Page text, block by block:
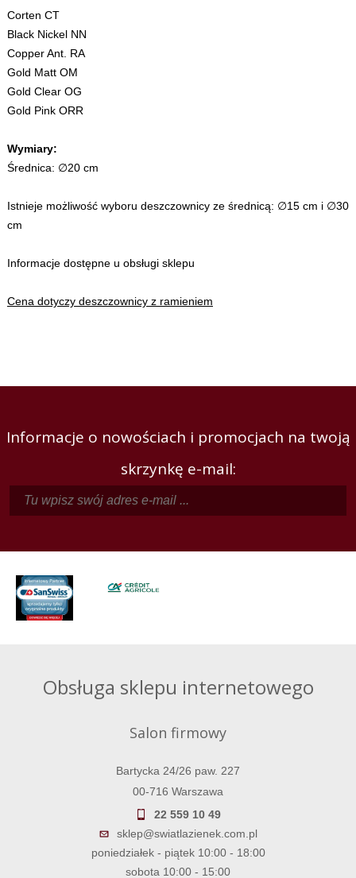
Corten CT
Black Nickel NN
Copper Ant. RA
Gold Matt OM
Gold Clear OG
Gold Pink ORR
Wymiary:
Średnica: ∅20 cm
Istnieje możliwość wyboru deszczownicy ze średnicą: ∅15 cm i ∅30
cm
Informacje dostępne u obsługi sklepu
Cena dotyczy deszczownicy z ramieniem
Informacje o nowościach i promocjach na twoją
skrzynkę e-mail:
Obsługa sklepu internetowego
Salon firmowy
Bartycka 24/26 paw. 227
00-716 Warszawa
22 559 10 49
sklep@swiatlazienek.com.pl
poniedziałek - piątek 10:00 - 18:00
sobota 10:00 - 15:00